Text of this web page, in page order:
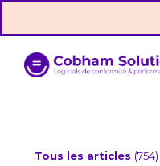
Tous les articles (754)